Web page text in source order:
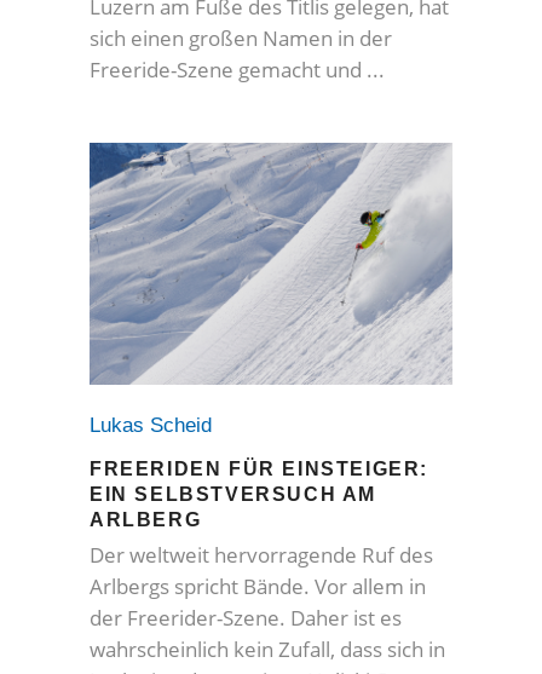
Luzern am Fuße des Titlis gelegen, hat
sich einen großen Namen in der
Freeride-Szene gemacht und
Lukas Scheid
FREERIDEN FÜR EINSTEIGER:
EIN SELBSTVERSUCH AM
ARLBERG
Der weltweit hervorragende Ruf des
Arlbergs spricht Bände. Vor allem in
der Freerider-Szene. Daher ist es
wahrscheinlich kein Zufall, dass sich in